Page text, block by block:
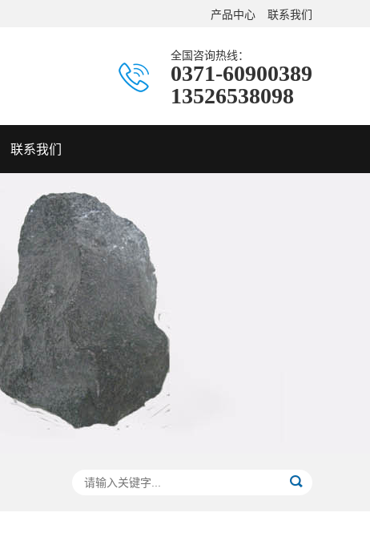
产品中心 联系我们
全国咨询热线：
0371-60900389
13526538098
联系我们